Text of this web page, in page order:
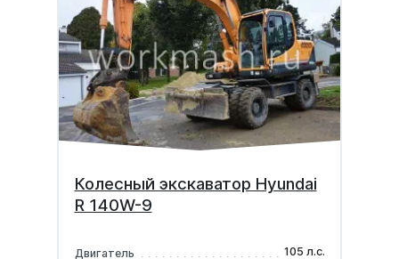
Колесный экскаватор Hyundai
R 140W-9
Двигатель
105 л.с.